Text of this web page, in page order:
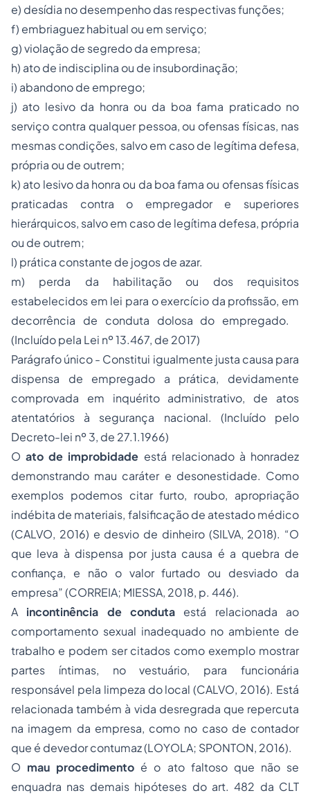
e) desídia no desempenho das respectivas funções;
f) embriaguez habitual ou em serviço;
g) violação de segredo da empresa;
h) ato de indisciplina ou de insubordinação;
i) abandono de emprego;
j) ato lesivo da honra ou da boa fama praticado no
serviço contra qualquer pessoa, ou ofensas físicas, nas
mesmas condições, salvo em caso de legítima defesa,
própria ou de outrem;
k) ato lesivo da honra ou da boa fama ou ofensas físicas
praticadas contra o empregador e superiores
hierárquicos, salvo em caso de legítima defesa, própria
ou de outrem;
l) prática constante de jogos de azar.
m) perda da habilitação ou dos requisitos
estabelecidos em lei para o exercício da profissão, em
decorrência de conduta dolosa do empregado.
(Incluído pela Lei nº 13.467, de 2017)
Parágrafo único - Constitui igualmente justa causa para
dispensa de empregado a prática, devidamente
comprovada em inquérito administrativo, de atos
atentatórios à segurança nacional. (Incluído pelo
Decreto-lei nº 3, de 27.1.1966)
O ato de improbidade está relacionado à honradez
demonstrando mau caráter e desonestidade. Como
exemplos podemos citar furto, roubo, apropriação
indébita de materiais, falsificação de atestado médico
(CALVO, 2016) e desvio de dinheiro (SILVA, 2018). “O
que leva à dispensa por justa causa é a quebra de
confiança, e não o valor furtado ou desviado da
empresa” (CORREIA; MIESSA, 2018, p. 446).
A incontinência de conduta está relacionada ao
comportamento sexual inadequado no ambiente de
trabalho e podem ser citados como exemplo mostrar
partes íntimas, no vestuário, para funcionária
responsável pela limpeza do local (CALVO, 2016). Está
relacionada também à vida desregrada que repercuta
na imagem da empresa, como no caso de contador
que é devedor contumaz (LOYOLA; SPONTON, 2016).
O mau procedimento é o ato faltoso que não se
enquadra nas demais hipóteses do art. 482 da CLT